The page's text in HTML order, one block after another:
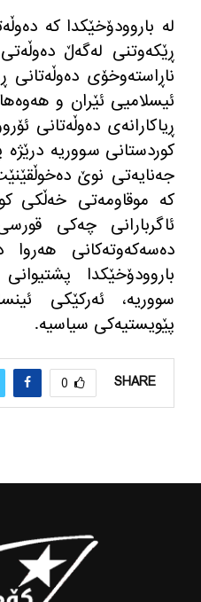
له باروودۆخێكدا كه دهوڵه
ڕێكهوتنی لهگهڵ دهوڵه
ناڕاستهوخۆی دهوڵهتانی
ئیسلامیی ئێران و ههوه
ڕیاكارانهی دهوڵهتانی
كوردستانی سووریه ‌درێژه
جهنایهتی نوێ ده
كه موقاومهتی خهڵكی
ئاگربارانی چهكی
دهسهكهوتهكانی ههروا
باروودۆخێكدا
سووریه، ئهركێكی
پێویستیهكی سیاسیه‌.
SHARE
0